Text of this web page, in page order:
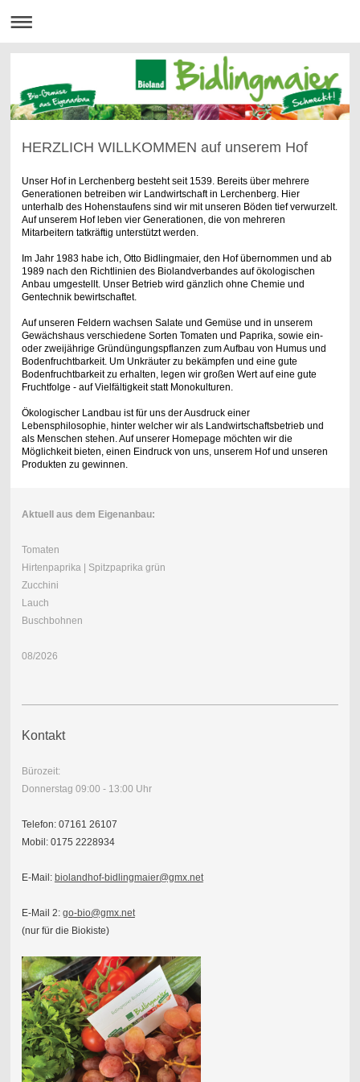
HERZLICH WILLKOMMEN auf unserem Hof
Unser Hof in Lerchenberg besteht seit 1539. Bereits über mehrere
Generationen betreiben wir Landwirtschaft in Lerchenberg. Hier
unterhalb des Hohenstaufens sind wir mit unseren Böden tief verwurzelt.
Auf unserem Hof leben vier Generationen, die von mehreren
Mitarbeitern tatkräftig unterstützt werden.
Im Jahr 1983 habe ich, Otto Bidlingmaier, den Hof übernommen und ab
1989 nach den Richtlinien des Biolandverbandes auf ökologischen
Anbau umgestellt. Unser Betrieb wird gänzlich ohne Chemie und
Gentechnik bewirtschaftet.
Auf unseren Feldern wachsen Salate und Gemüse und in unserem
Gewächshaus verschiedene Sorten Tomaten und Paprika, sowie ein-
oder zweijährige Gründüngungspflanzen zum Aufbau von Humus und
Bodenfruchtbarkeit. Um Unkräuter zu bekämpfen und eine gute
Bodenfruchtbarkeit zu erhalten, legen wir großen Wert auf eine gute
Fruchtfolge - auf Vielfältigkeit statt Monokulturen.
Ökologischer Landbau ist für uns der Ausdruck einer
Lebensphilosophie, hinter welcher wir als Landwirtschaftsbetrieb und
als Menschen stehen. Auf unserer Homepage möchten wir die
Möglichkeit bieten, einen Eindruck von uns, unserem Hof und unseren
Produkten zu gewinnen.
Aktuell aus dem Eigenanbau:
Tomaten
Hirtenpaprika | Spitzpaprika grün
Zucchini
Lauch
Buschbohnen
08/2026
Kontakt
Bürozeit:
Donnerstag 09:00 - 13:00 Uhr
Telefon: 07161 26107
Mobil: 0175 2228934
E-Mail: biolandhof-bidlingmaier@gmx.net
E-Mail 2: go-bio@gmx.net
(nur für die Biokiste)